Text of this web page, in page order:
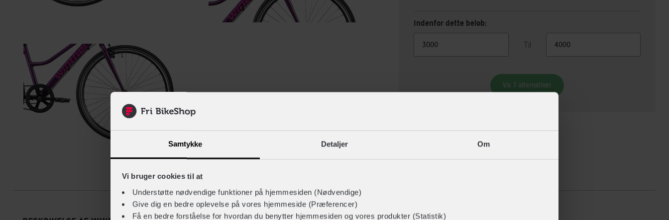
Samtykke Detaljer Om
Vi bruger cookies til at
Understøtte nødvendige funktioner på hjemmesiden (Nødvendige)
Give dig en bedre oplevelse på vores hjemmeside (Præferencer)
Få en bedre forståelse for hvordan du benytter hjemmesiden og vores produkter (Statistik)
Indenfor dette beløb:
Til
Vis 7 alternativer
Beskrivelse